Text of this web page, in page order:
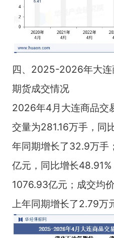
四、2025-2026年大连
期货成交情况
2026年4月大连商品交
交量为281.16万手，同
年同期增长了32.9万手
亿元，同比增长
1076.93亿元；成交均
上年同期增长了2.79万